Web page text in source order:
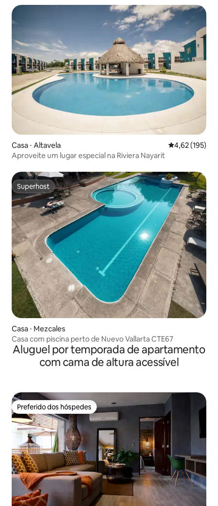
Casa ⋅ Altavela 4,62 de uma
4,62 (195)
Aproveite um lugar especial na Riviera Nayarit
Superhost
Superhost
Casa ⋅ Mezcales
Casa com piscina perto de Nuevo Vallarta CTE67
Aluguel por temporada de apartamento
com cama de altura acessível
Preferido dos hóspedes
Preferido dos hóspedes